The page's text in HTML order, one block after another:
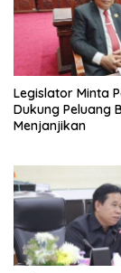
Legislator Minta
Dukung Peluang
Menjanjikan